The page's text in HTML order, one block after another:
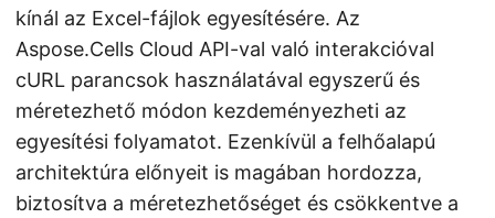
kínál az Excel-fájlok egyesítésére. Az
Aspose.Cells Cloud API-val való interakcióval
cURL parancsok használatával egyszerű és
méretezhető módon kezdeményezheti az
egyesítési folyamatot. Ezenkívül a felhőalapú
architektúra előnyeit is magában hordozza,
biztosítva a méretezhetőséget és csökkentve a